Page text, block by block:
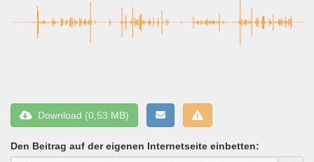
Download (0,53 MB)
Den Beitrag auf der eigenen Internetseite einbetten: